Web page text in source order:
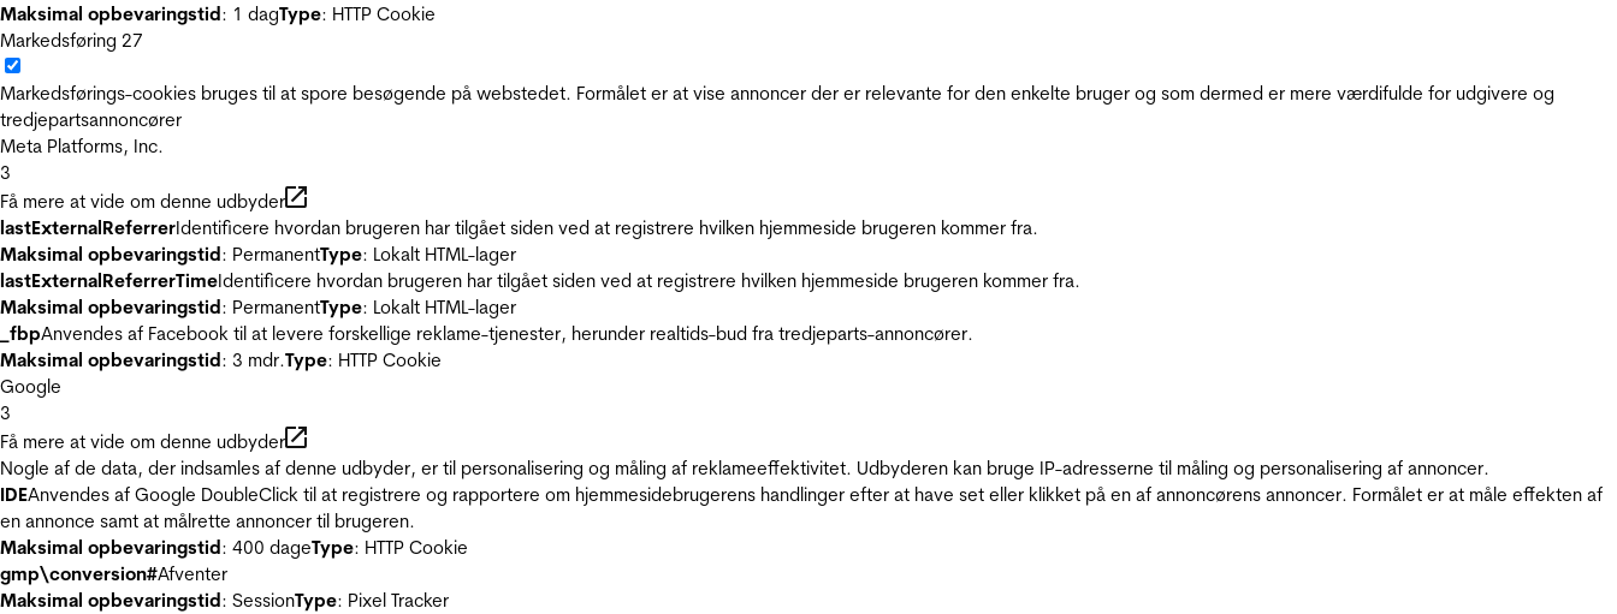
Maksimal opbevaringstid: 1 dagType: HTTP Cookie
Markedsføring 27
Markedsførings-cookies bruges til at spore besøgende på webstedet. Formålet er at vise annoncer der er relevante for den enkelte bruger og som dermed er mere værdifulde for udgivere og
tredjepartsannoncører
Meta Platforms, Inc.
3
Få mere at vide om denne udbyder
lastExternalReferrerIdentificere hvordan brugeren har tilgået siden ved at registrere hvilken hjemmeside brugeren kommer fra.
Maksimal opbevaringstid: PermanentType: Lokalt HTML-lager
lastExternalReferrerTimeIdentificere hvordan brugeren har tilgået siden ved at registrere hvilken hjemmeside brugeren kommer fra.
Maksimal opbevaringstid: PermanentType: Lokalt HTML-lager
_fbpAnvendes af Facebook til at levere forskellige reklame-tjenester, herunder realtids-bud fra tredjeparts-annoncører.
Maksimal opbevaringstid: 3 mdr.Type: HTTP Cookie
Google
3
Få mere at vide om denne udbyder
Nogle af de data, der indsamles af denne udbyder, er til personalisering og måling af reklameeffektivitet. Udbyderen kan bruge IP-adresserne til måling og personalisering af annoncer.
IDEAnvendes af Google DoubleClick til at registrere og rapportere om hjemmesidebrugerens handlinger efter at have set eller klikket på en af annoncørens annoncer. Formålet er at måle effekten af
en annonce samt at målrette annoncer til brugeren.
Maksimal opbevaringstid: 400 dageType: HTTP Cookie
gmp\conversion#Afventer
Maksimal opbevaringstid: SessionType: Pixel Tracker